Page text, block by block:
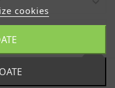
cookies
By PrestaShop™